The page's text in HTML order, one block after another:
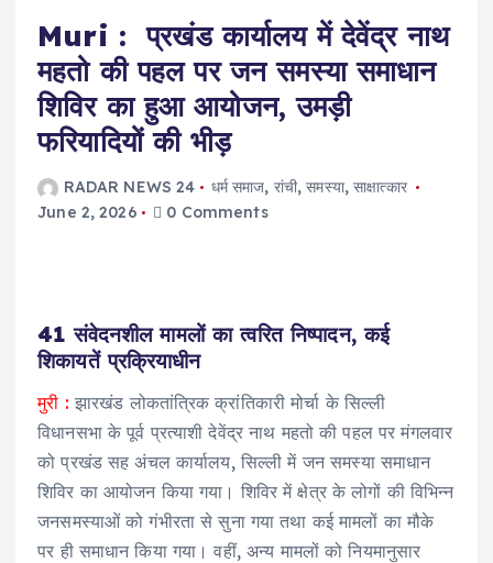
Muri : प्रखंड कार्यालय में देवेंद्र नाथ
महतो की पहल पर जन समस्या समाधान
शिविर का हुआ आयोजन, उमड़ी
फरियादियों की भीड़
RADAR NEWS 24 धर्म समाज, रांची,समस्या,साक्षात्कार
June 2, 2026
0 Comments
41 संवेदनशील मामलों का त्वरित निष्पादन, कई
शिकायतें प्रक्रियाधीन
मुरी : झारखंड लोकतांत्रिक क्रांतिकारी मोर्चा के सिल्ली
विधानसभा के पूर्व प्रत्याशी देवेंद्र नाथ महतो की पहल पर मंगलवार
को प्रखंड सह अंचल कार्यालय, सिल्ली में जन समस्या समाधान
शिविर का आयोजन किया गया। शिविर में क्षेत्र के लोगों की विभिन्न
जनसमस्याओं को गंभीरता से सुना गया तथा कई मामलों का मौके
पर ही समाधान किया गया। वहीं, अन्य मामलों को नियमानुसार